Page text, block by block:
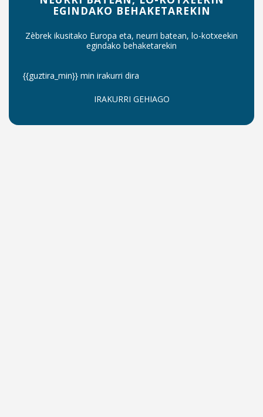
EGINDAKO BEHAKETAREKIN
Zèbrek ikusitako Europa eta, neurri batean, lo-kotxeekin
egindako behaketarekin
{{guztira_min}} min irakurri dira
IRAKURRI GEHIAGO